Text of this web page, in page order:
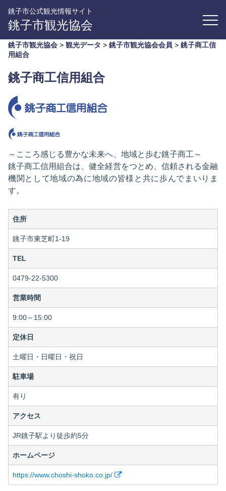
銚子市公式観光情報サイト
銚子市観光協会
銚子市観光協会 > 観光データ > 銚子市観光協会会員 > 銚子商工信
用組合
銚子商工信用組合
～こころ感じる豊かな未来へ、地域と歩む銚子商工～
銚子商工信用組合は、健全経営をつとめ、信頼される金融
機関として地域の為に地域の皆様と共に歩んでまいりま
す。
住所
銚子市東芝町1-19
TEL
0479-22-5300
営業時間
9:00～15:00
定休日
土曜日・日曜日・祝日
駐車場
有り
アクセス
JR銚子駅より徒歩約5分
ホームページ
https://www.choshi-shoko.co.jp/